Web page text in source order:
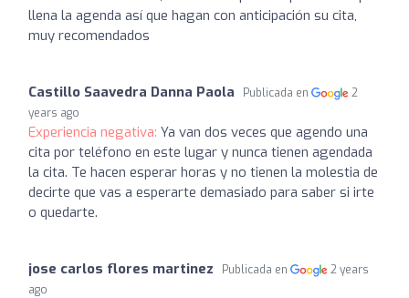
llena la agenda así que hagan con anticipación su cita,
muy recomendados
Castillo Saavedra Danna Paola Publicada en
2
years ago
Experiencia negativa: Ya van dos veces que agendo una
cita por teléfono en este lugar y nunca tienen agendada
la cita. Te hacen esperar horas y no tienen la molestia de
decirte que vas a esperarte demasiado para saber si irte
o quedarte.
jose carlos flores martinez Publicada en
2 years
ago